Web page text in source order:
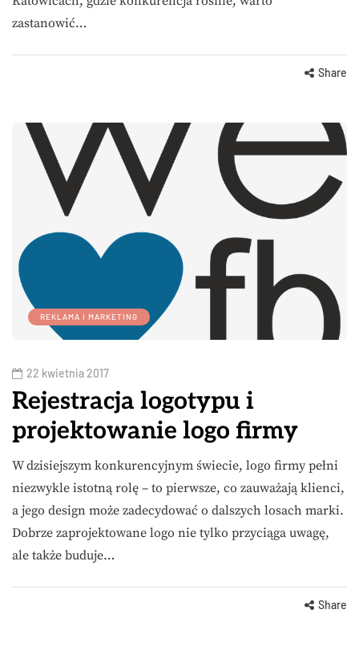
zastanowić…
Share
REKLAMA I MARKETING
22 kwietnia 2017
Rejestracja logotypu i
projektowanie logo firmy
W dzisiejszym konkurencyjnym świecie, logo firmy pełni
niezwykle istotną rolę – to pierwsze, co zauważają klienci,
a jego design może zadecydować o dalszych losach marki.
Dobrze zaprojektowane logo nie tylko przyciąga uwagę,
ale także buduje…
Share